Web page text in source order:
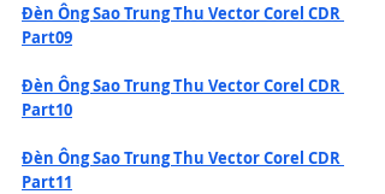
Đèn Ông Sao Trung Thu Vector Corel CDR
Part09
Đèn Ông Sao Trung Thu Vector Corel CDR
Part10
Đèn Ông Sao Trung Thu Vector Corel CDR
Part11